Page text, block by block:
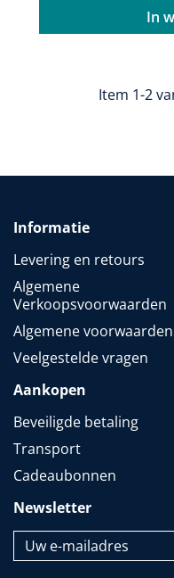
In
Item 1-2
Informatie
Levering en retours
Algemene
Verkoopsvoorwaarden
Algemene voorwaarden
Veelgestelde vragen
Aankopen
Beveiligde betaling
Transport
Cadeaubonnen
Newsletter